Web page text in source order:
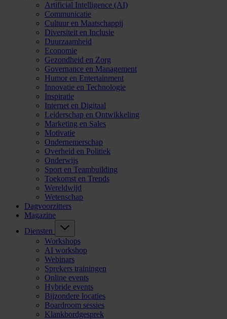
Artificial Intelligence (AI)
Communicatie
Cultuur en Maatschappij
Diversiteit en Inclusie
Duurzaamheid
Economie
Gezondheid en Zorg
Governance en Management
Humor en Entertainment
Innovatie en Technologie
Inspiratie
Internet en Digitaal
Leiderschap en Ontwikkeling
Marketing en Sales
Motivatie
Ondernemerschap
Overheid en Politiek
Onderwijs
Sport en Teambuilding
Toekomst en Trends
Wereldwijd
Wetenschap
Dagvoorzitters
Magazine
Diensten
Workshops
AI workshop
Webinars
Sprekers trainingen
Online events
Hybride events
Bijzondere locaties
Boardroom sessies
Klankbordgesprek